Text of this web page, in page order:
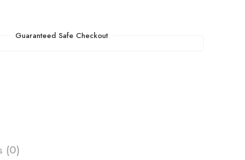
Guaranteed Safe Checkout
(0)